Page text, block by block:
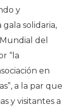
y
solidaria,
del
“la
en
a la par que
y visitantes a